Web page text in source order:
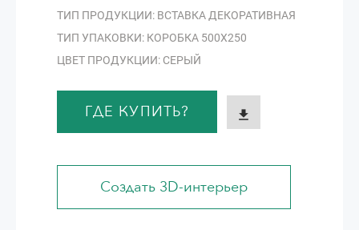
ТИП ПРОДУКЦИИ: ВСТАВКА ДЕКОРАТИВНАЯ
ТИП УПАКОВКИ: КОРОБКА 500Х250
ЦВЕТ ПРОДУКЦИИ: СЕРЫЙ
ГДЕ КУПИТЬ?
Создать 3D-интерьер